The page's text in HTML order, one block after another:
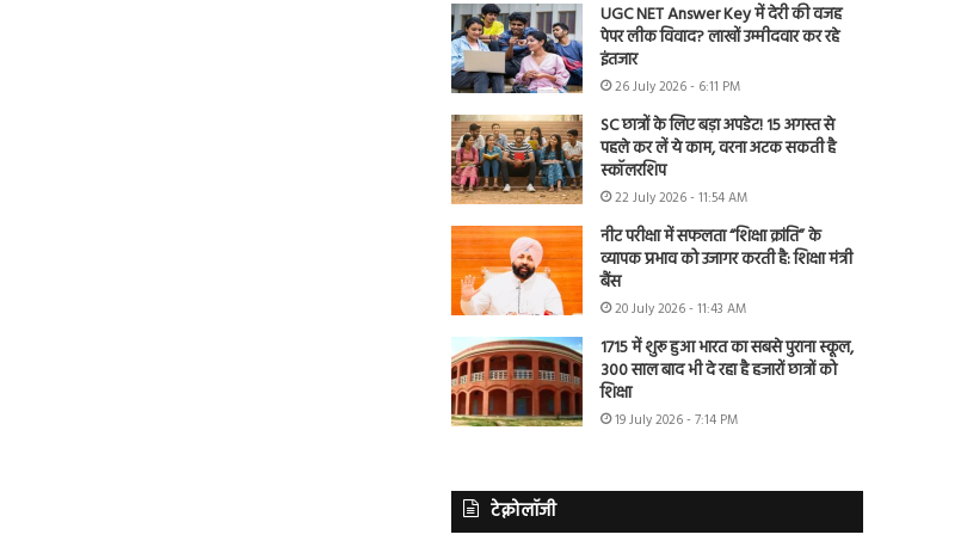
UGC NET Answer Key में देरी की वजह
पेपर लीक विवाद? लाखों उम्मीदवार कर रहे
इंतजार
26 July 2026 - 6:11 PM
SC छात्रों के लिए बड़ा अपडेट! 15 अगस्त से
पहले कर लें ये काम, वरना अटक सकती है
स्कॉलरशिप
22 July 2026 - 11:54 AM
नीट परीक्षा में सफलता “शिक्षा क्रांति” के
व्यापक प्रभाव को उजागर करती है: शिक्षा मंत्री
बैंस
20 July 2026 - 11:43 AM
1715 में शुरू हुआ भारत का सबसे पुराना स्कूल,
300 साल बाद भी दे रहा है हजारों छात्रों को
शिक्षा
19 July 2026 - 7:14 PM
टेक्नोलॉजी